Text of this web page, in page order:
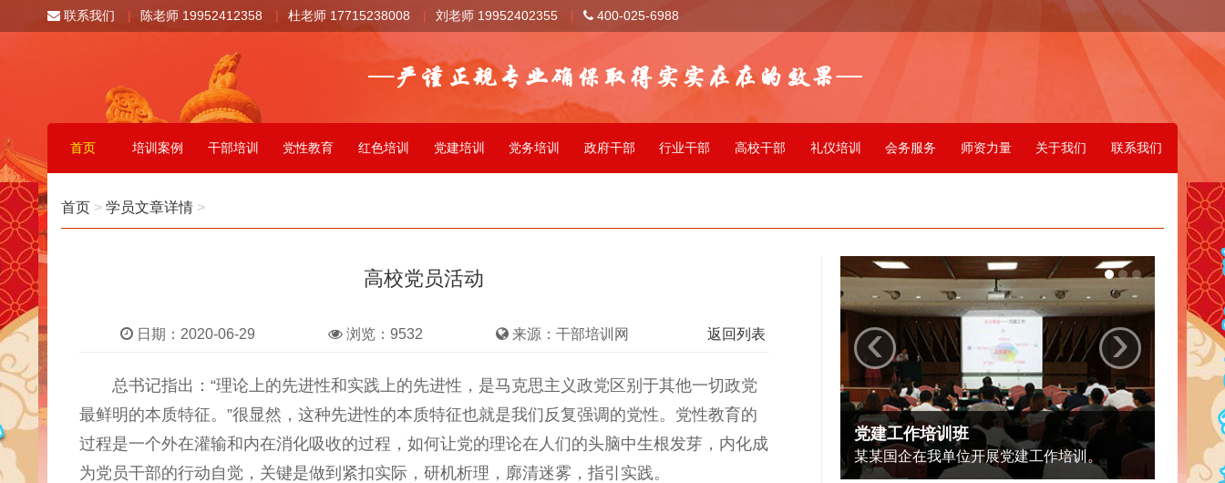
联系我们 | 陈老师 19952412358 | 杜老师 17715238008 | 刘老师 19952402355 | 400-025-6988
首页 培训案例 干部培训 党性教育 红色培训 党建培训 党务培训 政府干部 行业干部 高校干部 礼仪培训 会务服务 师资力量 关于我们 联系我们
首页 > 学员文章详情 >
高校党员活动
日期：2020-06-29 浏览：9532 来源：干部培训网 返回列表
总书记指出：“理论上的先进性和实践上的先进性，是马克思主义政党区别于其他一切政党
最鲜明的本质特征。”很显然，这种先进性的本质特征也就是我们反复强调的党性。党性教育的
过程是一个外在灌输和内在消化吸收的过程，如何让党的理论在人们的头脑中生根发芽，内化成
为党员干部的行动自觉，关键是做到紧扣实际，研机析理，廓清迷雾，指引实践。
党建工作培训班
某某国企在我单位开展党建工作培训。
‹ ›